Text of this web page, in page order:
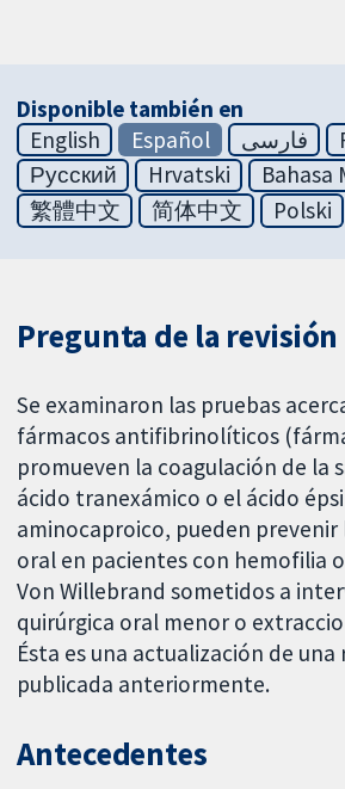
Disponible también en
English
Español فارسی
Русский
Hrvatski
Bahasa
繁體中文
简体中文 Polski
Pregunta de la revisión
Se examinaron las pruebas
fármacos antifibrinolíticos
promueven la coagulación de la
ácido tranexámico o el ácido
aminocaproico, pueden prevenir
oral en pacientes con hemofilia
Von Willebrand sometidos a
quirúrgica oral menor o
Ésta es una actualización de una
publicada anteriormente.
Antecedentes